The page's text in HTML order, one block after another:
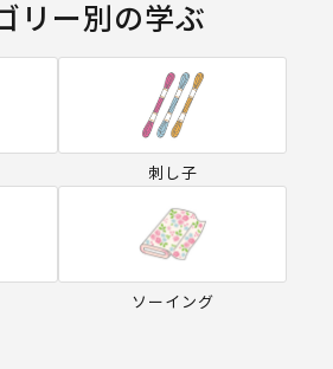
リー別の学ぶ
刺し子
ソーイング